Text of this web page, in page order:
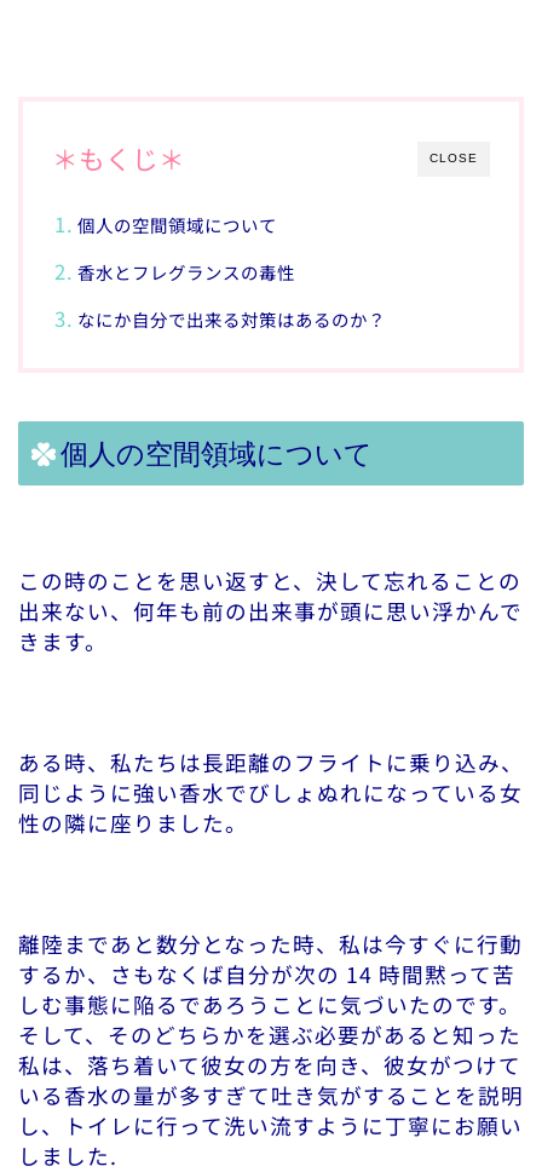
CLOSE
＊もくじ＊
個人の空間領域について
香水とフレグランスの毒性
なにか自分で出来る対策はあるのか？
個人の空間領域について
この時のことを思い返すと、決して忘れることの
出来ない、何年も前の出来事が頭に思い浮かんで
きます。
ある時、私たちは長距離のフライトに乗り込み、
同じように強い香水でびしょぬれになっている女
性の隣に座りました。
離陸まであと数分となった時、私は今すぐに行動
するか、さもなくば自分が次の 14 時間黙って苦
しむ事態に陥るであろうことに気づいたのです。
そして、そのどちらかを選ぶ必要があると知った
私は、落ち着いて彼女の方を向き、彼女がつけて
いる香水の量が多すぎて吐き気がすることを説明
し、トイレに行って洗い流すように丁寧にお願い
しました.